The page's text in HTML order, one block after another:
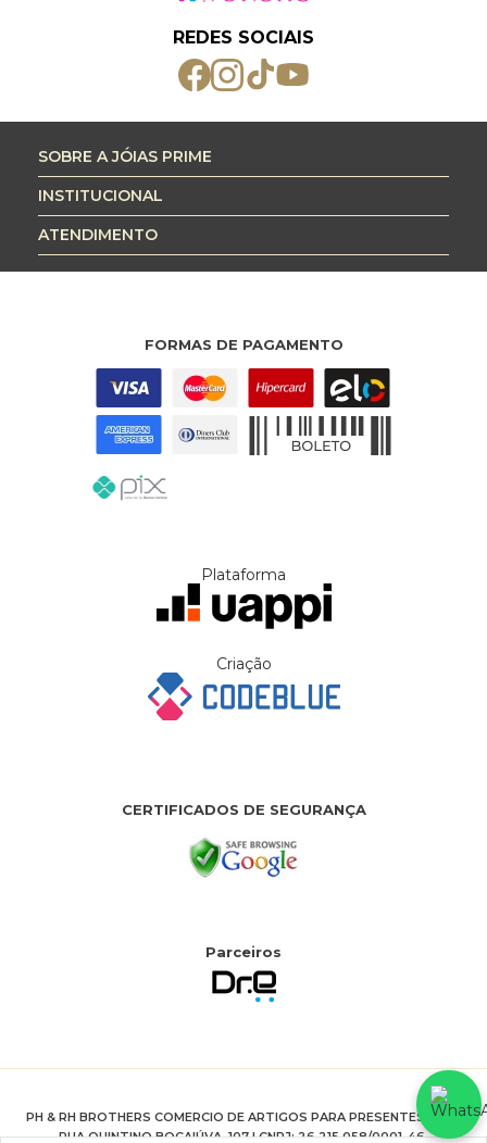
REDES SOCIAIS
SOBRE A JÓIAS PRIME
INSTITUCIONAL
ATENDIMENTO
FORMAS DE PAGAMENTO
Plataforma
Criação
CERTIFICADOS DE SEGURANÇA
Parceiros
PH & RH BROTHERS COMERCIO DE ARTIGOS PARA PRESENTES LTDA
RUA QUINTINO BOCAIÚVA, 107 | CNPJ: 26.215.058/0001-46.